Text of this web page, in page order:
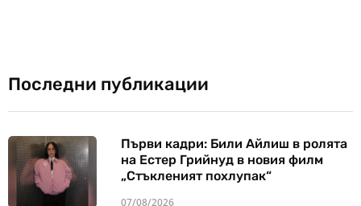
Последни публикации
Първи кадри: Били Айлиш в ролята
на Естер Грийнуд в новия филм
„Стъкленият похлупак“
07/08/2026